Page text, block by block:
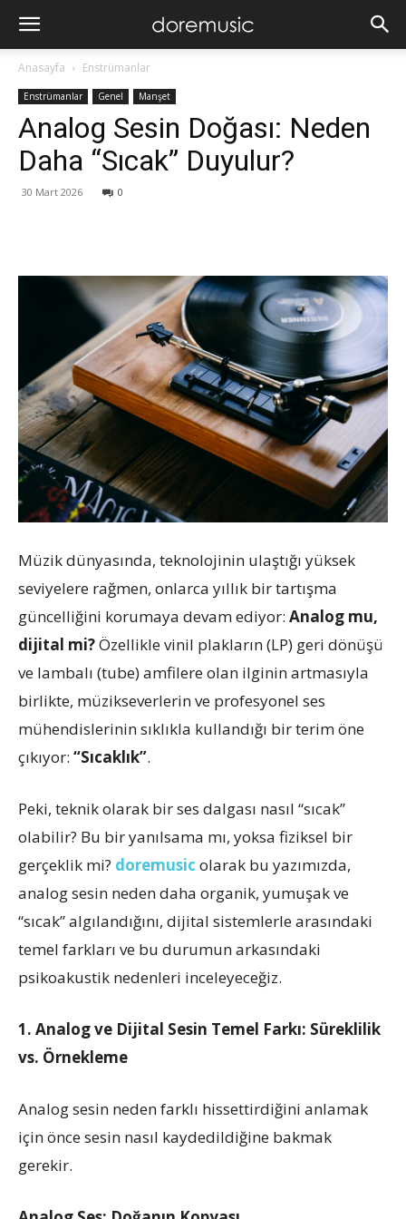
Anasayfa Enstrümanlar
Enstrümanlar Genel Manşet
Analog Sesin Doğası: Neden
Daha “Sıcak” Duyulur?
30 Mart 2026 0
Müzik dünyasında, teknolojinin ulaştığı yüksek
seviyelere rağmen, onlarca yıllık bir tartışma
güncelliğini korumaya devam ediyor: Analog mu,
dijital mi?Özellikle vinil plakların (LP) geri dönüşü
ve lambalı (tube) amfilere olan ilginin artmasıyla
birlikte, müzikseverlerin ve profesyonel ses
mühendislerinin sıklıkla kullandığı bir terim öne
çıkıyor: “Sıcaklık”.
Peki, teknik olarak bir ses dalgası nasıl “sıcak”
olabilir? Bu bir yanılsama mı, yoksa fiziksel bir
gerçeklik mi? doremusic olarak bu yazımızda,
analog sesin neden daha organik, yumuşak ve
“sıcak” algılandığını, dijital sistemlerle arasındaki
temel farkları ve bu durumun arkasındaki
psikoakustik nedenleri inceleyeceğiz.
1. Analog ve Dijital Sesin Temel Farkı: Süreklilik
vs. Örnekleme
Analog sesin neden farklı hissettirdiğini anlamak
için önce sesin nasıl kaydedildiğine bakmak
gerekir.